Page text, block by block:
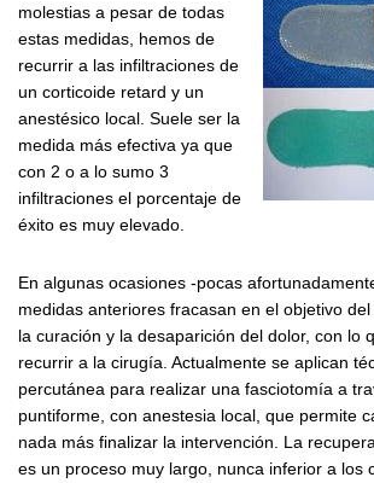
molestias a pesar de todas
estas medidas, hemos de
recurrir a las infiltraciones de
un corticoide retard y un
anestésico local. Suele ser la
medida más efectiva ya que
con 2 o a lo sumo 3
infiltraciones el porcentaje de
éxito es muy elevado.
En algunas ocasiones -pocas
medidas anteriores fracasan en el objetivo
la curación y la desaparición del dolor, con lo
recurrir a la cirugía. Actualmente se aplican
percutánea para realizar una fasciotomía a
puntiforme, con anestesia local, que permite
nada más finalizar la intervención. La
es un proceso muy largo, nunca inferior a los